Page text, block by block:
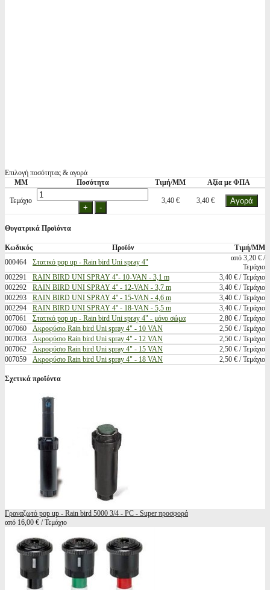
Επιλογή ποσότητας & αγορά
ΜΜ
Ποσότητα Τιμή/ΜΜ Αξία με ΦΠΑ
Τεμάχιο 3,40 € 3,40 €
Θυγατρικά Προϊόντα
Κωδικός Προϊόν
Τιμή/ΜΜ
000464
Στατικό pop up - Rain bird Uni spray 4"
από 3,20 € /
Τεμάχιο
002291
RAIN BIRD UNI SPRAY 4''- 10-VAN - 3,1 m
3,40 € / Τεμάχιο
002292
RAIN BIRD UNI SPRAY 4'' - 12-VAN - 3,7 m
3,40 € / Τεμάχιο
002293
RAIN BIRD UNI SPRAY 4'' - 15-VAN - 4,6 m
3,40 € / Τεμάχιο
002294
RAIN BIRD UNI SPRAY 4'' - 18-VAN - 5,5 m
3,40 € / Τεμάχιο
007061
Στατικό pop up - Rain bird Uni spray 4" - μόνο σώμα
2,80 € / Τεμάχιο
007060
Ακροφύσιο Rain bird Uni spray 4" - 10 VAN
2,50 € / Τεμάχιο
007063
Ακροφύσιο Rain bird Uni spray 4" - 12 VAN
2,50 € / Τεμάχιο
007062
Ακροφύσιο Rain bird Uni spray 4" - 15 VAN
2,50 € / Τεμάχιο
007059
Ακροφύσιο Rain bird Uni spray 4" - 18 VAN 2,50 € / Τεμάχιο
Σχετικά προϊόντα
Γραναζωτό pop up - Rain bird 5000 3/4 - PC - Super προσφορά
από 16,00 € / Τεμάχιο